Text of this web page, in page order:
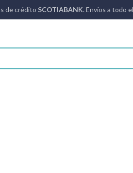
de crédito SCOTIABANK. Envíos a todo